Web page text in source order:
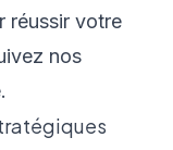
réussir votre
nos